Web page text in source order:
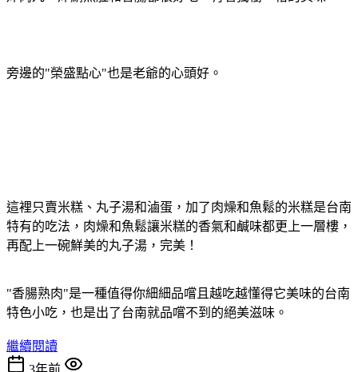
旁邊的"榮盛點心"也是老爺的心頭好。
這裡只賣米糕、丸子湯和滷蛋，加了肉燥和魚鬆的米糕是台南
特有的吃法，肉燥和魚鬆讓米糕的香氣和鹹味都更上一層樓，
再配上一碗鮮美的丸子湯，完美！
"香腸熟肉"是一種值得你細細品嚐且越吃越懂得它美味的台南
特色小吃，也是出了台南就品嚐不到的絕美滋味。
繼續閱讀
3年前